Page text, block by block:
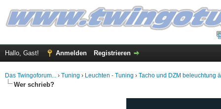
Hallo, Gast! Anmelden Registrieren
Das Twingoforum... › Tuning › Leuchten - Tuning › Tacho und DZM beleuchtung
Wer schrieb?